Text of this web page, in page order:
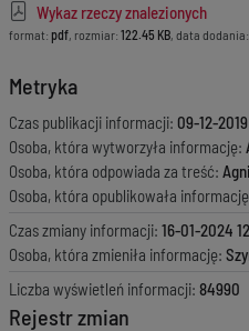
Wykaz rzeczy znalezionych
format: pdf, rozmiar: 122.45 KB, data dodania:
Metryka
Czas publikacji informacji: 09-12-
Osoba, która wytworzyła informację:
Osoba, która odpowiada za treść:
Osoba, która opublikowała
Czas zmiany informacji: 16-01-2024
Osoba, która zmieniła informację:
Liczba wyświetleń informacji: 84990
Rejestr zmian